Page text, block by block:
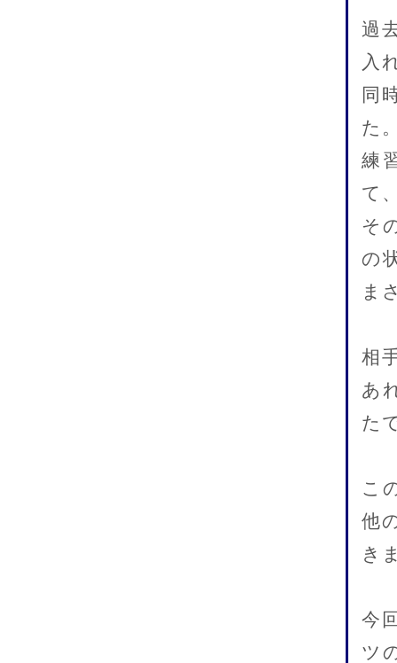
過
入
同
た
練
て
そ
の
ま
相
あ
た
こ
他
き
今
ツ